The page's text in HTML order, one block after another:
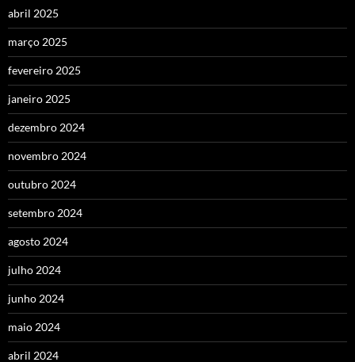
abril 2025
março 2025
fevereiro 2025
janeiro 2025
dezembro 2024
novembro 2024
outubro 2024
setembro 2024
agosto 2024
julho 2024
junho 2024
maio 2024
abril 2024